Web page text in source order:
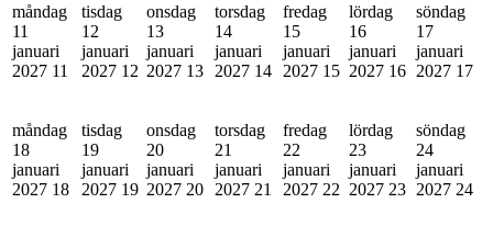
måndag
11
januari
2027 11
tisdag
12
januari
2027 12
onsdag
13
januari
2027 13
torsdag
14
januari
2027 14
fredag
15
januari
2027 15
lördag
16
januari
2027 16
söndag
17
januari
2027 17
måndag
18
januari
2027 18
tisdag
19
januari
2027 19
onsdag
20
januari
2027 20
torsdag
21
januari
2027 21
fredag
22
januari
2027 22
lördag
23
januari
2027 23
söndag
24
januari
2027 24